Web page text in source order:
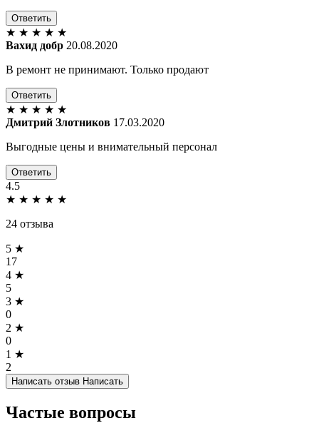
Ответить
★ ★ ★ ★ ★
Вахид добр 20.08.2020
В ремонт не принимают. Только продают
Ответить
★ ★ ★ ★ ★
Дмитрий Злотников 17.03.2020
Выгодные цены и внимательный персонал
Ответить
4.5
★ ★ ★ ★ ★
24 отзыва
5 ★
17
4 ★
5
3 ★
0
2 ★
0
1 ★
2
Написать отзыв Написать
Частые вопросы